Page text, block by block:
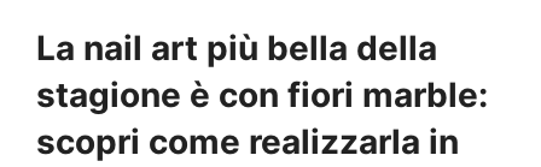
La nail art più bella della
stagione è con fiori marble:
scopri come realizzarla in